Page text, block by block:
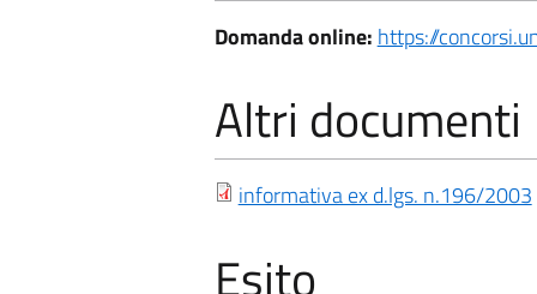
Domanda online: https://
Altri documenti
informativa ex d.lgs. n.196/2003